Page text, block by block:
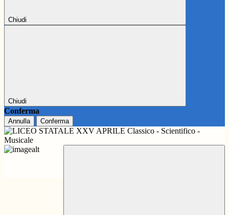
Chiudi
Chiudi
Conferma
Annulla Conferma